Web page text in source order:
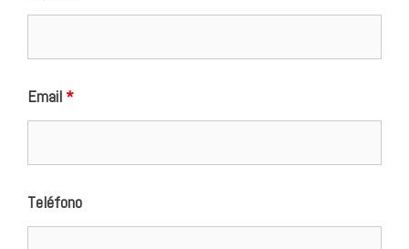
Email *
Teléfono